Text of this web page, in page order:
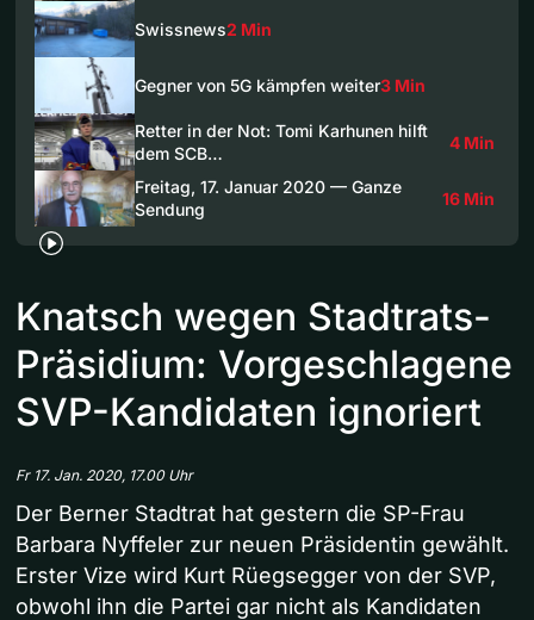
Swissnews2 Min
Gegner von 5G kämpfen weiter3 Min
Retter in der Not: Tomi Karhunen hilft
dem SCB…
4 Min
Freitag, 17. Januar 2020 — Ganze
Sendung
16 Min
Knatsch wegen Stadtrats-
Präsidium: Vorgeschlagene
SVP-Kandidaten ignoriert
Fr 17. Jan. 2020, 17.00 Uhr
Der Berner Stadtrat hat gestern die SP-Frau
Barbara Nyffeler zur neuen Präsidentin gewählt.
Erster Vize wird Kurt Rüegsegger von der SVP,
obwohl ihn die Partei gar nicht als Kandidaten